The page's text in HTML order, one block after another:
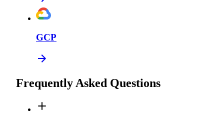
GCP
Frequently Asked Questions